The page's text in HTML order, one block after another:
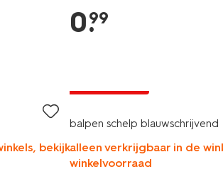
0.
99
bekijk
balpen schelp blauwschrijvend
alleen verkrijgbaar in de
winkelvoorraad